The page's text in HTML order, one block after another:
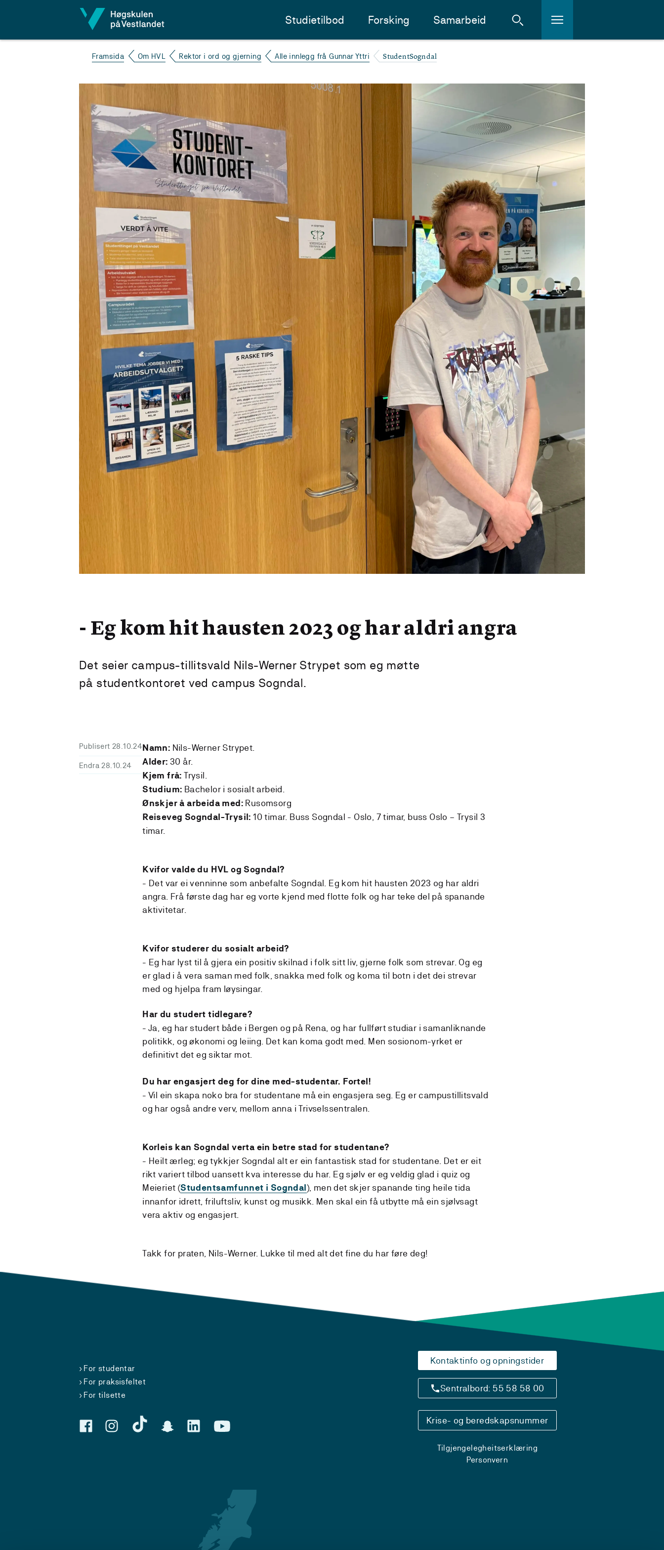
Studietilbod Forsking Samarbeid
Framsida Om HVL Rektor i ord og gjerning Alle innlegg frå Gunnar Yttri StudentSogndal
- Eg kom hit hausten 2023 og har aldri angra
Det seier campus-tillitsvald Nils-Werner Strypet som eg møtte
på studentkontoret ved campus Sogndal.
Publisert 28.10.24
Endra 28.10.24
Namn: Nils-Werner Strypet.
Alder: 30 år.
Kjem frå: Trysil.
Studium: Bachelor i sosialt arbeid.
Ønskjer å arbeida med: Rusomsorg
Reiseveg Sogndal-Trysil: 10 timar. Buss Sogndal - Oslo, 7 timar, buss Oslo – Trysil 3
timar.
Kvifor valde du HVL og Sogndal?
- Det var ei venninne som anbefalte Sogndal. Eg kom hit hausten 2023 og har aldri
angra. Frå første dag har eg vorte kjend med flotte folk og har teke del på spanande
aktivitetar.
Kvifor studerer du sosialt arbeid?
- Eg har lyst til å gjera ein positiv skilnad i folk sitt liv, gjerne folk som strevar. Og eg
er glad i å vera saman med folk, snakka med folk og koma til botn i det dei strevar
med og hjelpa fram løysingar.
Har du studert tidlegare?
- Ja, eg har studert både i Bergen og på Rena, og har fullført studiar i samanliknande
politikk, og økonomi og leiing. Det kan koma godt med. Men sosionom-yrket er
definitivt det eg siktar mot.
Du har engasjert deg for dine med-studentar. Fortel!
- Vil ein skapa noko bra for studentane må ein engasjera seg. Eg er campustillitsvald
og har også andre verv, mellom anna i Trivselssentralen.
Korleis kan Sogndal verta ein betre stad for studentane?
- Heilt ærleg; eg tykkjer Sogndal alt er ein fantastisk stad for studentane. Det er eit
rikt variert tilbod uansett kva interesse du har. Eg sjølv er eg veldig glad i quiz og
Meieriet (Studentsamfunnet i Sogndal ), men det skjer spanande ting heile tida
innanfor idrett, friluftsliv, kunst og musikk. Men skal ein få utbytte må ein sjølvsagt
vera aktiv og engasjert.
Takk for praten, Nils-Werner. Lukke til med alt det fine du har føre deg!
For studentar
For praksisfeltet
For tilsette
Kontaktinfo og opningstider
Sentralbord: 55 58 58 00
Krise- og beredskapsnummer
Tilgjengelegheitserklæring
Personvern